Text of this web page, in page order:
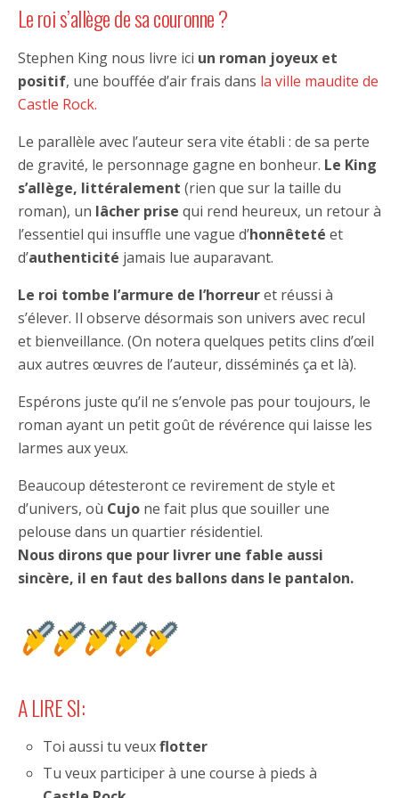
Le roi s’allège de sa couronne ?
Stephen King nous livre ici un roman joyeux et
positif, une bouffée d’air frais dans la ville maudite de
Castle Rock.
Le parallèle avec l’auteur sera vite établi : de sa perte
de gravité, le personnage gagne en bonheur. Le King
s’allège, littéralement (rien que sur la taille du
roman), un lâcher prise qui rend heureux, un retour à
l’essentiel qui insuffle une vague d’honnêteté et
d’authenticité jamais lue auparavant.
Le roi tombe l’armure de l’horreuret réussi à
s’élever. Il observe désormais son univers avec recul
et bienveillance. (On notera quelques petits clins d’œil
aux autres œuvres de l’auteur, disséminés ça et là).
Espérons juste qu’il ne s’envole pas pour toujours, le
roman ayant un petit goût de révérence qui laisse les
larmes aux yeux.
Beaucoup détesteront ce revirement de style et
d’univers, où Cujo ne fait plus que souiller une
pelouse dans un quartier résidentiel.
Nous dirons que pour livrer une fable aussi
sincère, il en faut des ballons dans le pantalon.
A LIRE SI:
Toi aussi tu veuxflotter
Tu veux participer à une course à pieds à